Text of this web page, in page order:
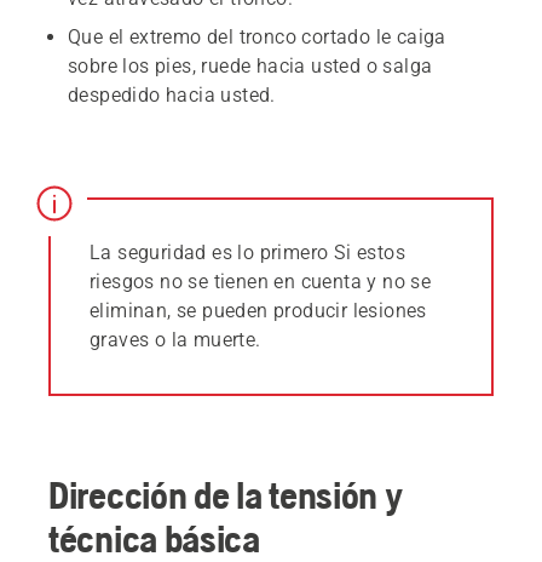
Que el extremo del tronco cortado le caiga
sobre los pies, ruede hacia usted o salga
despedido hacia usted.
La seguridad es lo primero Si estos
riesgos no se tienen en cuenta y no se
eliminan, se pueden producir lesiones
graves o la muerte.
Dirección de la tensión y
técnica básica